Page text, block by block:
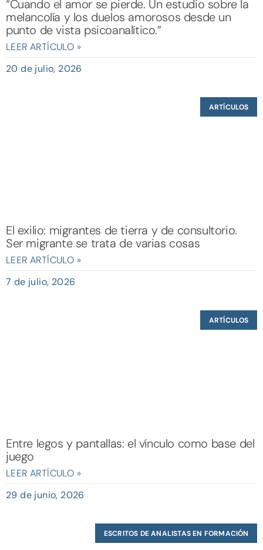
“Cuando el amor se pierde. Un estudio sobre la
melancolía y los duelos amorosos desde un
punto de vista psicoanalítico.”
LEER ARTÍCULO »
20 de julio, 2026
ARTÍCULOS
El exilio: migrantes de tierra y de consultorio.
Ser migrante se trata de varias cosas
LEER ARTÍCULO »
7 de julio, 2026
ARTÍCULOS
Entre legos y pantallas: el vínculo como base del
juego
LEER ARTÍCULO »
29 de junio, 2026
ESCRITOS DE ANALISTAS EN FORMACIÓN